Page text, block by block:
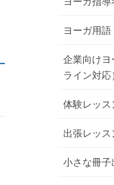
ヨーガ用語
企業向けヨ
ライン対応
体験レッス
出張レッス
小さな冊子